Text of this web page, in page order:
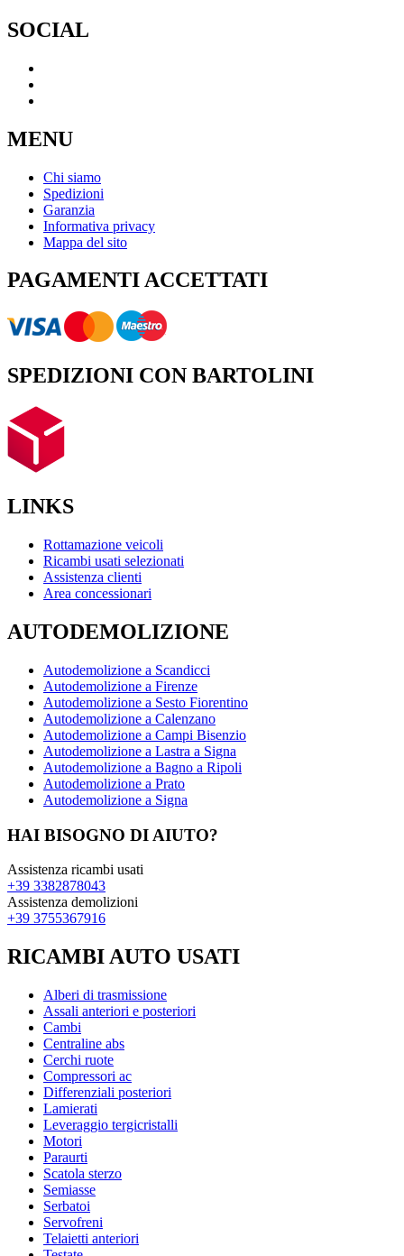
SOCIAL
MENU
Chi siamo
Spedizioni
Garanzia
Informativa privacy
Mappa del sito
PAGAMENTI ACCETTATI
SPEDIZIONI CON BARTOLINI
LINKS
Rottamazione veicoli
Ricambi usati selezionati
Assistenza clienti
Area concessionari
AUTODEMOLIZIONE
Autodemolizione a Scandicci
Autodemolizione a Firenze
Autodemolizione a Sesto Fiorentino
Autodemolizione a Calenzano
Autodemolizione a Campi Bisenzio
Autodemolizione a Lastra a Signa
Autodemolizione a Bagno a Ripoli
Autodemolizione a Prato
Autodemolizione a Signa
HAI BISOGNO DI AIUTO?
Assistenza ricambi usati
+39 3382878043
Assistenza demolizioni
+39 3755367916
RICAMBI AUTO USATI
Alberi di trasmissione
Assali anteriori e posteriori
Cambi
Centraline abs
Cerchi ruote
Compressori ac
Differenziali posteriori
Lamierati
Leveraggio tergicristalli
Motori
Paraurti
Scatola sterzo
Semiasse
Serbatoi
Servofreni
Telaietti anteriori